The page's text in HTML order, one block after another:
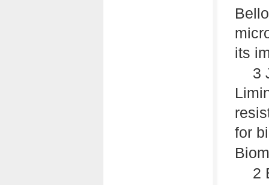
its
3
for
2